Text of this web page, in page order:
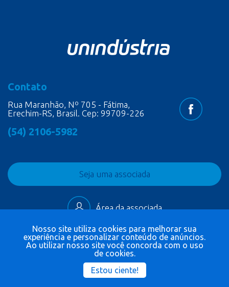
Contato
Rua Maranhão, Nº 705 - Fátima,
Erechim-RS, Brasil. Cep: 99709-226
(54) 2106-5982
Seja uma associada
Área da associada
Copyright 2026. Todos os direitos reservados.
Nosso site utiliza cookies para melhorar sua
experiência e personalizar conteúdo de anúncios.
Ao utilizar nosso site você concorda com o uso
de cookies.
Estou ciente!